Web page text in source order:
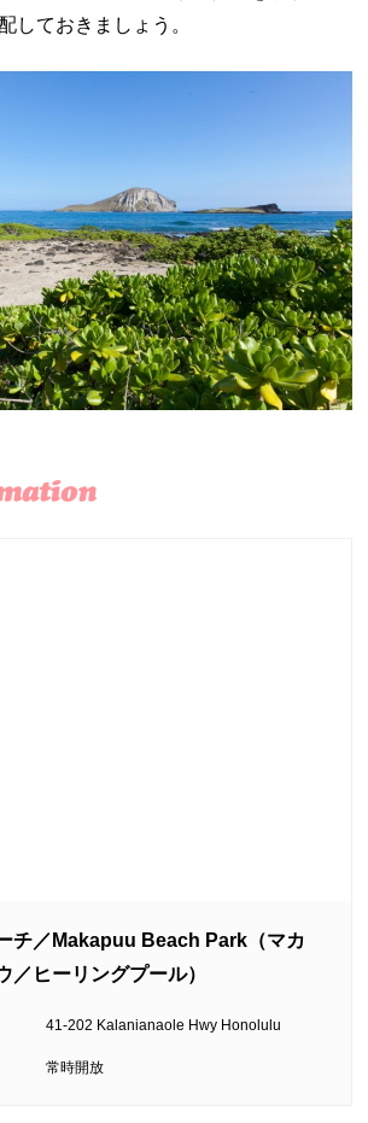
しておきましょう。
チ／Makapuu Beach Park（マカ
／ヒーリングプール）
41-202 Kalanianaole Hwy Honolulu
常時開放